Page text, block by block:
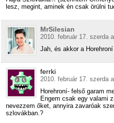
lesz, megint, aminek én csak örülni
MrSilesian
2010. február 17. szerda
Jah, és akkor a
ferrki
2010. február 17. szerda
Horehroní- felső garam
Engem csak egy valami
nevezzem őket, annyira zavaróak
szlovákban.?